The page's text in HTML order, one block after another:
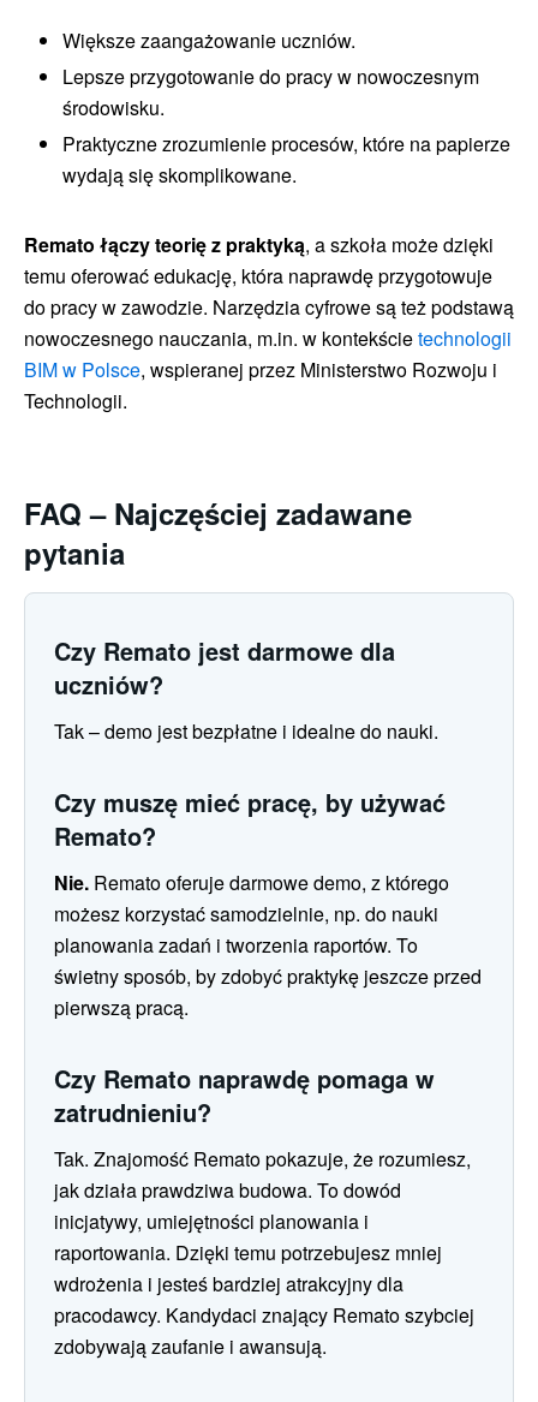
Większe zaangażowanie uczniów.
Lepsze przygotowanie do pracy w nowoczesnym
środowisku.
Praktyczne zrozumienie procesów, które na papierze
wydają się skomplikowane.
Remato łączy teorię z praktyką, a szkoła może dzięki
temu oferować edukację, która naprawdę przygotowuje
do pracy w zawodzie. Narzędzia cyfrowe są też podstawą
nowoczesnego nauczania, m.in. w kontekścietechnologii
BIM w Polsce, wspieranej przez Ministerstwo Rozwoju i
Technologii.
FAQ – Najczęściej zadawane
pytania
Czy Remato jest darmowe dla
uczniów?
Tak – demo jest bezpłatne i idealne do nauki.
Czy muszę mieć pracę, by używać
Remato?
Nie. Remato oferuje darmowe demo, z którego
możesz korzystać samodzielnie, np. do nauki
planowania zadań i tworzenia raportów. To
świetny sposób, by zdobyć praktykę jeszcze przed
pierwszą pracą.
Czy Remato naprawdę pomaga w
zatrudnieniu?
Tak. Znajomość Remato pokazuje, że rozumiesz,
jak działa prawdziwa budowa. To dowód
inicjatywy, umiejętności planowania i
raportowania. Dzięki temu potrzebujesz mniej
wdrożenia i jesteś bardziej atrakcyjny dla
pracodawcy. Kandydaci znający Remato szybciej
zdobywają zaufanie i awansują.